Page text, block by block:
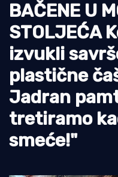
Ribolov
Ekologija
Tradicija i kultura
BAČENE U
STOLJEĆA
izvukli
plastične
Jadran
tretiramo
smeće!"